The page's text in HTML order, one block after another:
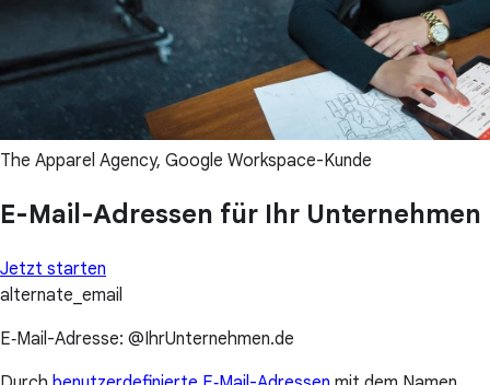
The Apparel Agency, Google Workspace-Kunde
E-Mail-Adressen für Ihr Unternehmen
Jetzt starten
alternate_email
E‑Mail-Adresse: @IhrUnternehmen.de